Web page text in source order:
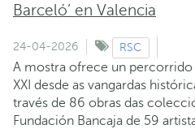
Barceló’ en Valencia
24-04-2026 RSC
A mostra ofrece un percorrido
XXI desde as vangardas
través de 86 obras das
Fundación Bancaja de 59